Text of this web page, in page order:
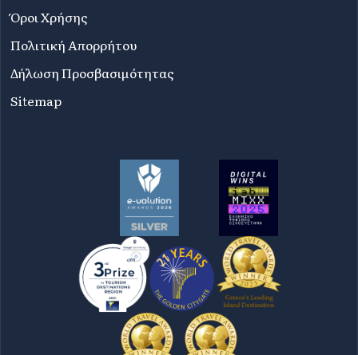
Όροι Χρήσης
Πολιτική Απορρήτου
Δήλωση Προσβασιμότητας
Sitemap